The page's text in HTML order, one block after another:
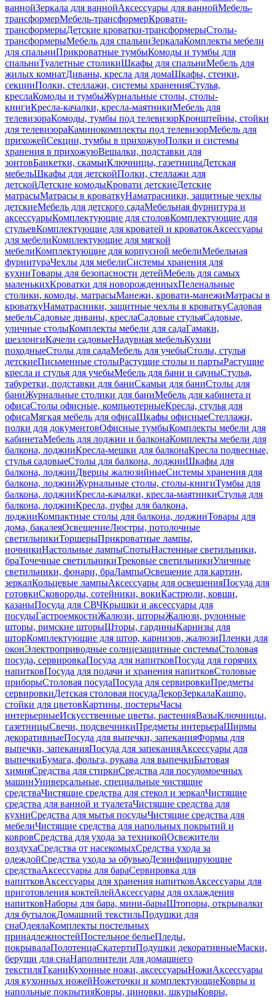
ваннойЗеркала для ваннойАксессуары для ваннойМебель-
трансформерМебель-трансформерКровати-
трансформерыДетские кроватки-трансформерыСтолы-
трансформерыМебель для спальниЗеркалаКомплекты мебели
для спальниПрикроватные тумбыКомоды и тумбы для
спальниТуалетные столикиШкафы для спальниМебель для
жилых комнатДиваны, кресла для домаШкафы, стенки,
секцииПолки, стеллажи, системы храненияСтулья,
креслаКомоды и тумбыЖурнальные столы, столы-
книгиКресла-качалки, кресла-маятникиМебель для
телевизораКомоды, тумбы под телевизорКронштейны, стойки
для телевизораКаминокомплекты под телевизорМебель для
прихожейСекции, тумбы в прихожуюПолки и системы
хранения в прихожуюВешалки, подставки для
зонтовБанкетки, скамьиКлючницы, газетницыДетская
мебельШкафы для детскойПолки, стеллажи для
детскойДетские комодыКровати детскиеДетские
матрасыМатрасы в кроваткуНаматрасники, защитные чехлы
детскиеМебель для детского садаМебельная фурнитура и
аксессуарыКомплектующие для столовКомплектующие для
стульевКомплектующие для кроватей и кроватокАксессуары
для мебелиКомплектующие для мягкой
мебелиКомплектующие для корпусной мебелиМебельная
фурнитураЧехлы для мебелиСистемы хранения для
кухниТовары для безопасности детейМебель для самых
маленькихКроватки для новорожденныхПеленальные
столики, комоды, матрасыМанежи, кровати-манежиМатрасы в
кроваткуНаматрасники, защитные чехлы в кроваткуСадовая
мебельСадовые диваны, креслаСадовые стульяСадовые,
уличные столыКомплекты мебели для садаГамаки,
шезлонгиКачели садовыеНадувная мебельКухни
походныеСтолы для садаМебель для учебыСтолы, стулья
детскиеПисьменные столыРастущие столы и партыРастущие
кресла и стулья для учебыМебель для бани и сауныСтулья,
табуретки, подставки для баниСкамьи для баниСтолы для
баниЖурнальные столики для баниМебель для кабинета и
офисаСтолы офисные, компьютерныеКресла, стулья для
офисаМягкая мебель для офисаШкафы офисныеСтеллажи,
полки для документовОфисные тумбыКомплекты мебели для
кабинетаМебель для лоджии и балконаКомплекты мебели для
балкона, лоджииКресла-мешки для балконаКресла подвесные,
стулья садовыеСтолы для балкона, лоджииШкафы для
балкона, лоджииДверцы жалюзийныеСистемы хранения для
балкона, лоджииЖурнальные столы, столы-книгиТумбы для
балкона, лоджииКресла-качалки, кресла-маятникиСтулья для
балкона, лоджииКресла, пуфы для балкона,
лоджииКомпактные столы для балкона, лоджииТовары для
дома, бакалеяОсвещениеЛюстры, потолочные
светильникиТоршерыПрикроватные лампы,
ночникиНастольные лампыСпотыНастенные светильники,
браТочечные светильникиТрековые светильникиУличные
светильники, фонари, браЛампыОсвещение для картин,
зеркалКольцевые лампыАксессуары для освещенияПосуда для
готовкиСковороды, сотейники, вокиКастрюли, ковши,
казаныПосуда для СВЧКрышки и аксессуары для
посудыГастроемкостиЖалюзи, шторыЖалюзи, рулонные
шторы, римские шторыШторы, гардиныКарнизы для
шторКомплектующие для штор, карнизов, жалюзиПленки для
оконЭлектроприводные солнцезащитные системыСтоловая
посуда, сервировкаПосуда для напитковПосуда для горячих
напитковПосуда для подачи и хранения напитковСтоловые
приборыСтоловая посудаПосуда для сервировкиПредметы
сервировкиДетская столовая посудаДекорЗеркалаКашпо,
стойки для цветовКартины, постерыЧасы
интерьерныеИскусственные цветы, растенияВазыКлючницы,
газетницыСвечи, подсвечникиПредметы интерьераШирмы
декоративныеПосуда для выпечки, запеканияФормы для
выпечки, запеканияПосуда для запеканияАксессуары для
выпечкиБумага, фольга, рукава для выпечкиБытовая
химияСредства для стиркиСредства для посудомоечных
машинУниверсальные, специальные чистящие
средстваЧистящие средства для стекол и зеркалЧистящие
средства для ванной и туалетаЧистящие средства для
кухниСредства для мытья посудыЧистящие средства для
мебелиЧистящие средства для напольных покрытий и
ковровСредства для ухода за техникойОсвежители
воздухаСредства от насекомыхСредства ухода за
одеждойСредства ухода за обувьюДезинфицирующие
средстваАксессуары для бараСервировка для
напитковАксессуары для хранения напитковАксессуары для
приготовления коктейлейАксессуары для охлаждения
напитковНаборы для бара, мини-барыШтопоры, открывалки
для бутылокДомашний текстильПодушки для
снаОдеялаКомплекты постельных
принадлежностейПостельное бельеПледы,
покрывалаПолотенцаСкатертиПодушки декоративныеМаски,
беруши для снаНаполнители для домашнего
текстиляТканиКухонные ножи, аксессуарыНожиАксессуары
для кухонных ножейНожеточки и комплектующиеКовры и
напольные покрытияКовры, циновки, шкурыКовры,